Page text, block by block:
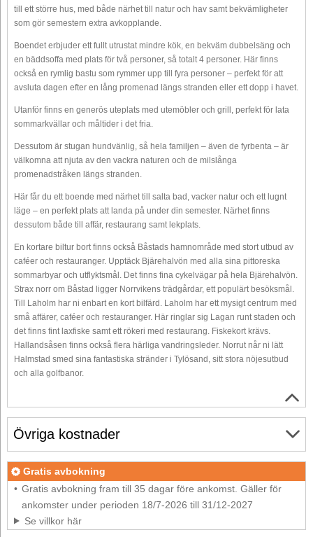
till ett större hus, med både närhet till natur och hav samt bekvämligheter
som gör semestern extra avkopplande.
Boendet erbjuder ett fullt utrustat mindre kök, en bekväm dubbelsäng och
en bäddsoffa med plats för två personer, så totalt 4 personer. Här finns
också en rymlig bastu som rymmer upp till fyra personer – perfekt för att
avsluta dagen efter en lång promenad längs stranden eller ett dopp i havet.
Utanför finns en generös uteplats med utemöbler och grill, perfekt för lata
sommarkvällar och måltider i det fria.
Dessutom är stugan hundvänlig, så hela familjen – även de fyrbenta – är
välkomna att njuta av den vackra naturen och de milslånga
promenadstråken längs stranden.
Här får du ett boende med närhet till salta bad, vacker natur och ett lugnt
läge – en perfekt plats att landa på under din semester. Närhet finns
dessutom både till affär, restaurang samt lekplats.
En kortare biltur bort finns också Båstads hamnområde med stort utbud av
caféer och restauranger. Upptäck Bjärehalvön med alla sina pittoreska
sommarbyar och utflyktsmål. Det finns fina cykelvägar på hela Bjärehalvön.
Strax norr om Båstad ligger Norrvikens trädgårdar, ett populärt besöksmål.
Till Laholm har ni enbart en kort bilfärd. Laholm har ett mysigt centrum med
små affärer, caféer och restauranger. Här ringlar sig Lagan runt staden och
det finns fint laxfiske samt ett rökeri med restaurang. Fiskekort krävs.
Hallandsåsen finns också flera härliga vandringsleder. Norrut når ni lätt
Halmstad smed sina fantastiska stränder i Tylösand, sitt stora nöjesutbud
och alla golfbanor.
Övriga kostnader
Gratis avbokning
Gratis avbokning fram till 35 dagar före ankomst. Gäller för
ankomster under perioden 18/7-2026 till 31/12-2027
Se villkor här